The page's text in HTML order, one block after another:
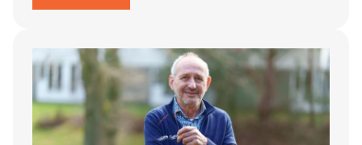
Van
villa
naar
kloppend
hart
van